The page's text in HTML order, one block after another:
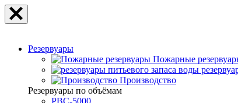
Резервуары
Пожарные
Производство
Резервуары по объёмам
РВС-5000